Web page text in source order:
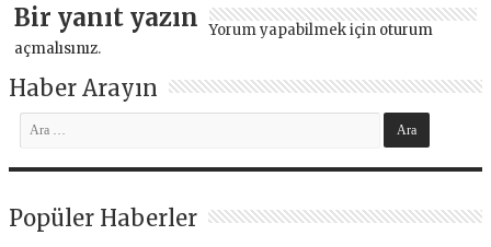
Bir yanıt yazın Yorum yapabilmek için oturum
açmalısınız.
Haber Arayın
Popüler Haberler